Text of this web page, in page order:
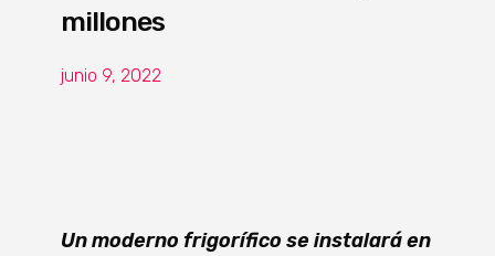
millones
junio 9, 2022
Un moderno frigorífico se instalará en